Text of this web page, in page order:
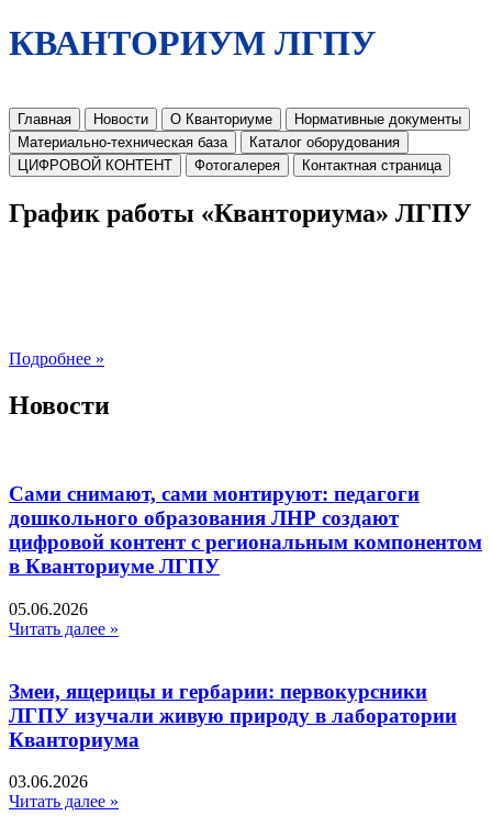
КВАНТОРИУМ ЛГПУ
Главная Новости О Кванториуме
Нормативные документы
Материально-техническая база
Каталог оборудования
ЦИФРОВОЙ КОНТЕНТ
Фотогалерея Контактная страница
График работы «Кванториума» ЛГПУ
Подробнее »
Новости
Сами снимают, сами монтируют: педагоги
дошкольного образования ЛНР создают
цифровой контент с региональным компонентом
в Кванториуме ЛГПУ​
05.06.2026
Читать далее »
Змеи, ящерицы и гербарии: первокурсники
ЛГПУ изучали живую природу в лаборатории
Кванториума
03.06.2026
Читать далее »